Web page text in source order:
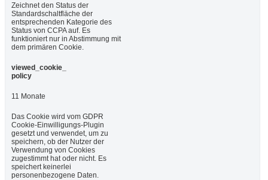
Zeichnet den Status der
Standardschaltfläche der
entsprechenden Kategorie des
Status von CCPA auf. Es
funktioniert nur in Abstimmung mit
dem primären Cookie.
viewed_cookie_
policy
11 Monate
Das Cookie wird vom GDPR
Cookie-Einwilligungs-Plugin
gesetzt und verwendet, um zu
speichern, ob der Nutzer der
Verwendung von Cookies
zugestimmt hat oder nicht. Es
speichert keinerlei
personenbezogene Daten.